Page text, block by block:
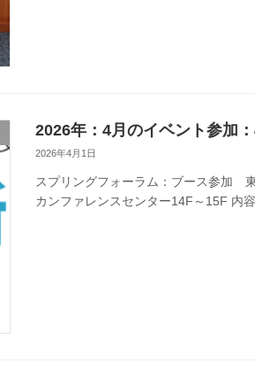
2026年：4月のイベント参加
2026年4月1日
スプリングフォーラム：ブース参加
カンファレンスセンター14F～15F 内